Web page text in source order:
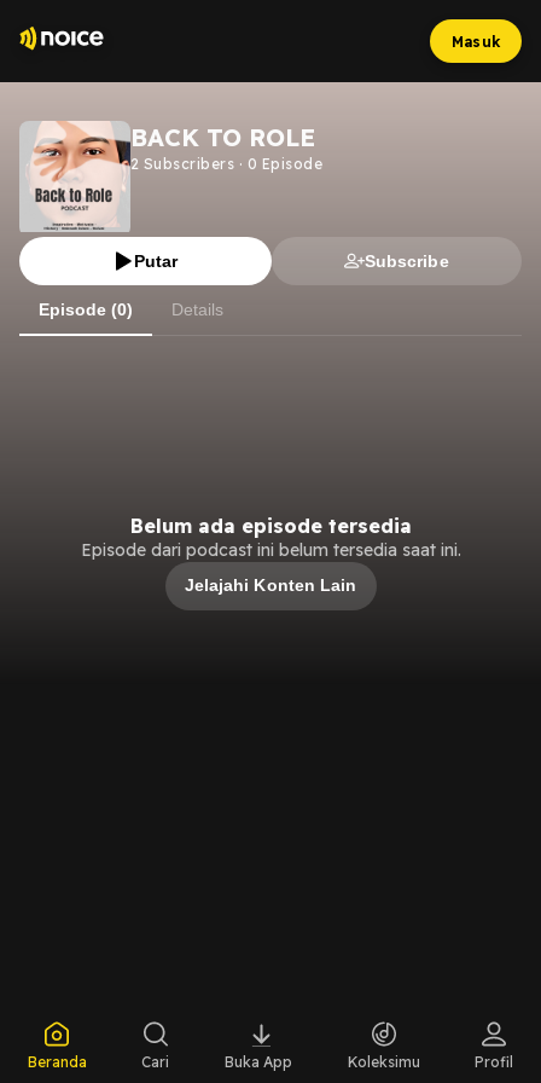
Masuk
BACK TO ROLE
2 Subscribers · 0 Episode
Putar Subscribe
Episode (0) Details
Belum ada episode tersedia
Episode dari podcast ini belum tersedia saat ini.
Jelajahi Konten Lain
Beranda Cari Buka App Koleksimu Profil